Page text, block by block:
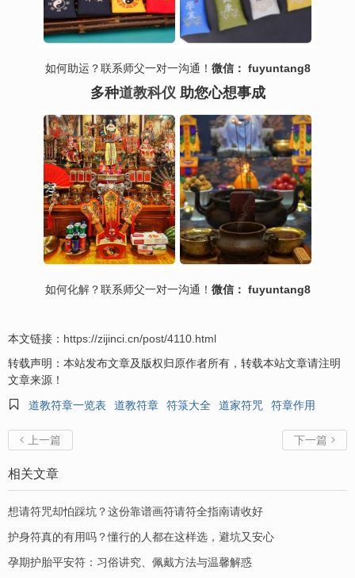
如何助运？联系师父一对一沟通！ 微信： fuyuntang8
多种道教科仪助您心想事成
如何化解？联系师父一对一沟通！ 微信： fuyuntang8
本文链接： https://zijinci.cn/post/4110.html
转载声明：本站发布文章及版权归原作者所有，转载本站文章请注明
文章来源！

道教符章一览表 道教符章 符箓大全 道家符咒 符章作用
 上一篇 下一篇 
相关文章
想请符咒却怕踩坑？这份靠谱画符请符全指南请收好
护身符真的有用吗？懂行的人都在这样选，避坑又安心
孕期护胎平安符：习俗讲究、佩戴方法与温馨解惑